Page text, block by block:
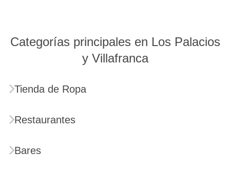
Categorías principales en Los Palacios
y Villafranca
Tienda de Ropa
Restaurantes
Bares